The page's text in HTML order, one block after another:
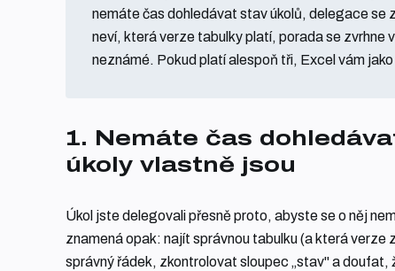
nemáte čas dohledávat stav úkolů, delegace se
neví, která verze tabulky platí, porada se zvrhne
neznámé. Pokud platí alespoň tři, Excel vám
1. Nemáte čas
úkoly vlastně jsou
Úkol jste delegovali přesně proto, abyste se o něj
znamená opak: najít správnou tabulku (a která verze
správný řádek, zkontrolovat sloupec „stav" a doufat,